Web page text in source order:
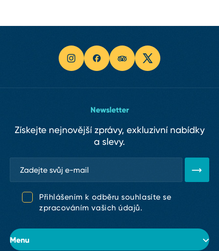
Menu
Newsletter
Získejte nejnovější zprávy, exkluzivní nabídky
a slevy.
Přihlášením k odběru souhlasíte se
zpracováním vašich údajů.